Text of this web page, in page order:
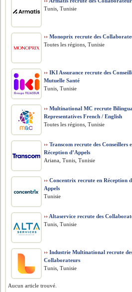
Tunis, Tunisie
›› Monoprix recrute des
Toutes les régions, Tunisie
›› IKI Assurance recrute des
Mutuelle Santé
Tunis, Tunisie
›› Multinational MC recrute
Representatives French / English
Toutes les régions, Tunisie
›› Transcom recrute des Conseillers
Réception d’Appels
Ariana, Tunis, Tunisie
›› Concentrix recrute en Réception
Appels
Tunisie
›› Altaservice recrute des
Tunis, Tunisie
›› Industrie Multinational recrute
Collaborateurs
Tunis, Tunisie
Aucun article trouvé.